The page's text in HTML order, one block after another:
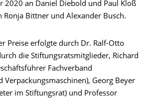
2020 an Daniel Diebold und Paul Kloß
Ronja Bittner und Alexander Busch.
Preise erfolgte durch Dr. Ralf-Otto
die Stiftungsratsmitglieder, Richard
Fachverband
Verpackungsmaschinen), Georg Beyer
im Stiftungsrat) und Professor